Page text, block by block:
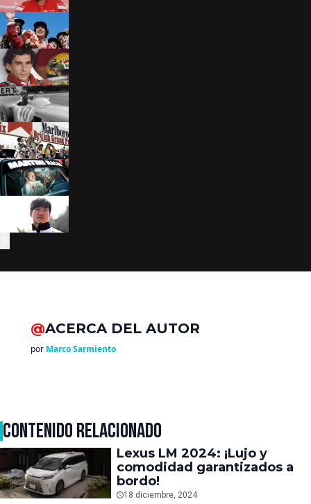
@ACERCA DEL AUTOR
por Marco Sarmiento
CONTENIDO RELACIONADO
Lexus LM 2024: ¡Lujo y
comodidad garantizados a
bordo!
18 diciembre, 2024